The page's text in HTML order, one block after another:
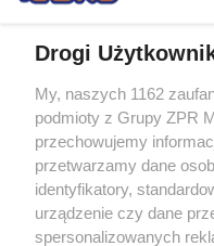
Żaden utwór zamieszczony w
rozpowszechniany lub dalej
tym także elektroniczny lub
eksploatacji w jakiejkolwiek
Internecie bez pisemnej zgody
wykorzystanie utworów w
tzn. bez właściwej zgody, jest
ścigane prawnie.
Drogi
My, naszych 1162
podmioty z Grupy ZPR
przechowujemy
przetwarzamy dane
identyfikatory,
urządzenie czy dane
spersonalizowanych